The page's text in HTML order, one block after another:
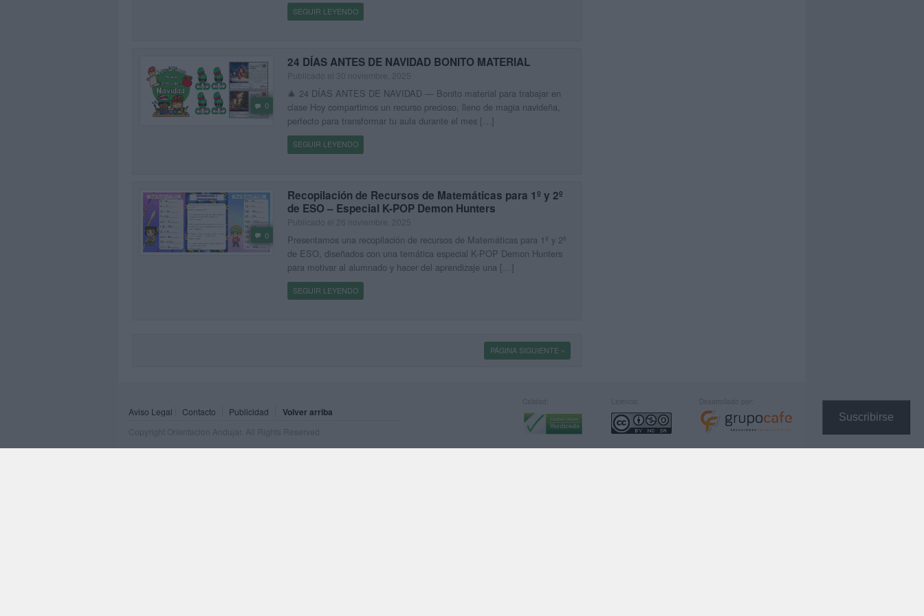
Suscribirse
SEGUIR LEYENDO
0
24 DÍAS ANTES DE NAVIDAD BONITO MATERIAL
🎄 24 DÍAS ANTES DE NAVIDAD — Bonito material para trabajar en
clase Hoy compartimos un recurso precioso, lleno de magia navideña,
perfecto para transformar tu aula durante el mes […]
SEGUIR LEYENDO
0
Recopilación de Recursos de Matemáticas para 1º y 2º
de ESO – Especial K-POP Demon Hunters
Presentamos una recopilación de recursos de Matemáticas para 1º y 2º
de ESO, diseñados con una temática especial K-POP Demon Hunters
para motivar al alumnado y hacer del aprendizaje una […]
SEGUIR LEYENDO
PÁGINA SIGUIENTE »
Aviso Legal Contacto Publicidad Volver arriba